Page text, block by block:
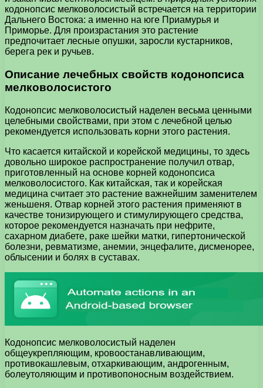
кодонопсис мелковолосистый встречается на территории
Дальнего Востока: а именно на юге Приамурья и
Приморье. Для произрастания это растение
предпочитает лесные опушки, заросли кустарников,
берега рек и ручьев.
Описание лечебных свойств кодонопсиса
мелковолосистого
Кодонопсис мелковолосистый наделен весьма ценными
целебными свойствами, при этом с лечебной целью
рекомендуется использовать корни этого растения.
Что касается китайской и корейской медицины, то здесь
довольно широкое распространение получил отвар,
приготовленный на основе корней кодонопсиса
мелковолосистого. Как китайская, так и корейская
медицина считает это растение важнейшим заменителем
женьшеня. Отвар корней этого растения применяют в
качестве тонизирующего и стимулирующего средства,
которое рекомендуется назначать при нефрите,
сахарном диабете, раке шейки матки, гипертонической
болезни, ревматизме, анемии, энцефалите, дисменорее,
облысении и болях в суставах.
Кодонопсис мелковолосистый наделен
общеукрепляющим, кровоостанавливающим,
противокашлевым, отхаркивающим, андрогенным,
болеутоляющим и противопоносным воздействием.